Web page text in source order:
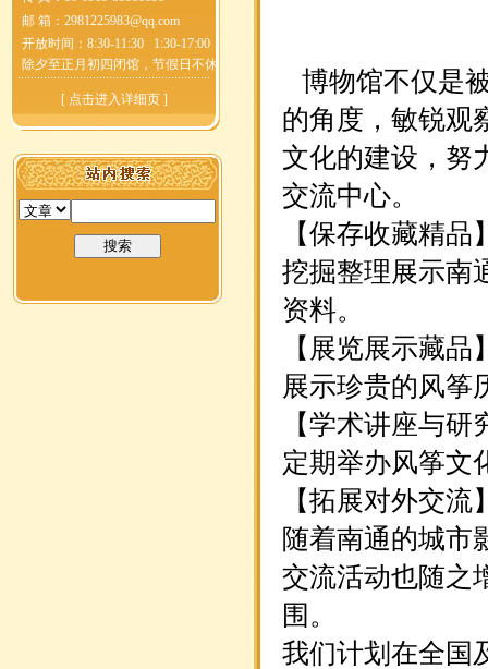
邮 箱： 2981225983@qq.com
开放时间：8:30-11:30 1:30-17:00
除夕至正月初四闭馆，节假日不休
[ 点击进入详细页 ]
博物馆不仅是
的角度，敏锐观
文化的建设，努
交流中心。
【保存收藏精品
挖掘整理展示南
资料。
【展览展示藏品
展示珍贵的风筝
【学术讲座与研
定期举办风筝文
【拓展对外交流
随着南通的城市
交流活动也随之
围。
我们计划在全国